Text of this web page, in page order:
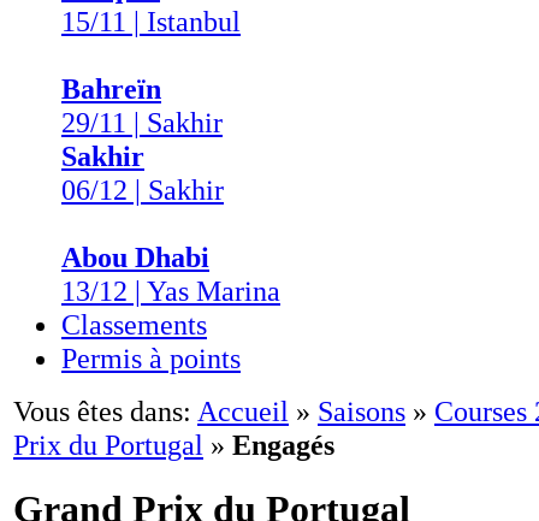
15/11 | Istanbul
Bahreïn
29/11 | Sakhir
Sakhir
06/12 | Sakhir
Abou Dhabi
13/12 | Yas Marina
Classements
Permis à points
Vous êtes dans: Accueil » Saisons » Courses
Prix du Portugal » Engagés
Grand Prix du Portugal